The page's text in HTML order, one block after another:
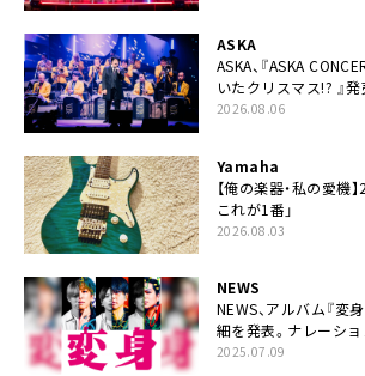
ASKA
ASKA、『ASKA
いたクリスマス!? 』
2026.08.06
Yamaha
【俺の楽器・私の愛機
これが1番」
2026.08.03
NEWS
NEWS、アルバム『変
細を発表。ナレーシ
2025.07.09